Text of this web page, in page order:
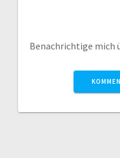
Benachrichtige mich